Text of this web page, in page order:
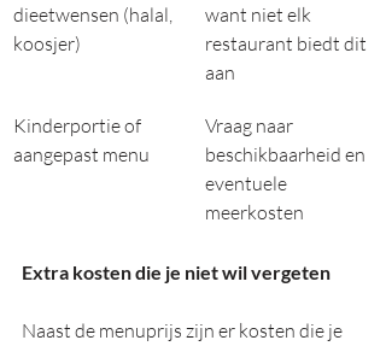
dieetwensen (halal,
koosjer)
want niet elk
restaurant biedt dit
aan
Kinderportie of
aangepast menu
Vraag naar
beschikbaarheid en
eventuele
meerkosten
Extra kosten die je niet wil vergeten
Naast de menuprijs zijn er kosten die je